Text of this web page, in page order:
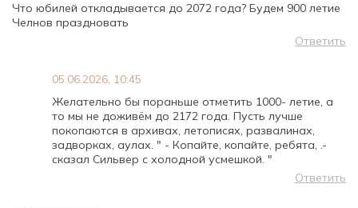
Что юбилей откладывается до 2072 года? Будем 900 летие
Челнов праздновать
Ответить
05.06.2026, 10:45
Желательно бы пораньше отметить 1000- летие, а
то мы не доживём до 2172 года. Пусть лучше
покопаются в архивах, летописях, развалинах,
задворках, аулах. " - Копайте, копайте, ребята, .-
сказал Сильвер с холодной усмешкой. "
Ответить